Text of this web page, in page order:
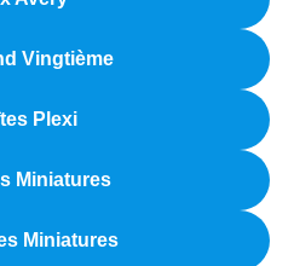
Vingtième
Plexi
Miniatures
Miniatures